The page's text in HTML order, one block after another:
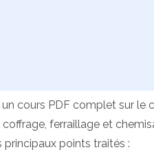
cours PDF complet sur le
coffrage, ferraillage et
principaux points traités :